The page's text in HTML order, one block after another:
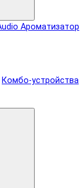
Ароматизатор
Комбо-устройства